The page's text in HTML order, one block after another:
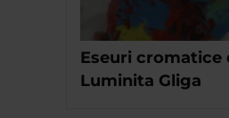
Eseuri cromatice
Luminita Gliga